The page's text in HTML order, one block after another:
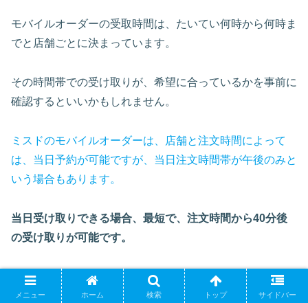
モバイルオーダーの受取時間は、たいてい何時から何時ま
でと店舗ごとに決まっています。
その時間帯での受け取りが、希望に合っているかを事前に
確認するといいかもしれません。
ミスドのモバイルオーダーは、店舗と注文時間によって
は、当日予約が可能ですが、当日注文時間帯が午後のみと
いう場合もあります。
当日受け取りできる場合、最短で、注文時間から40分後
の受け取りが可能です。
お昼前に手土産で買っていきたかったのに、その店舗の受
け取り指定時間は午後1時からだった…ということもあり
メニュー ホーム 検索 トップ サイドバー